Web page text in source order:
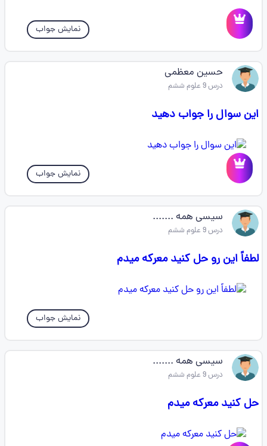
نمایش جواب
حسین معظمی
درس 9 علوم ششم
این سوال را جواب دهید
نمایش جواب
سیسی همه .......
درس 9 علوم ششم
لطفاً این رو حل کنید معرکه میدم
نمایش جواب
سیسی همه .......
درس 9 علوم ششم
حل کنید معرکه میدم